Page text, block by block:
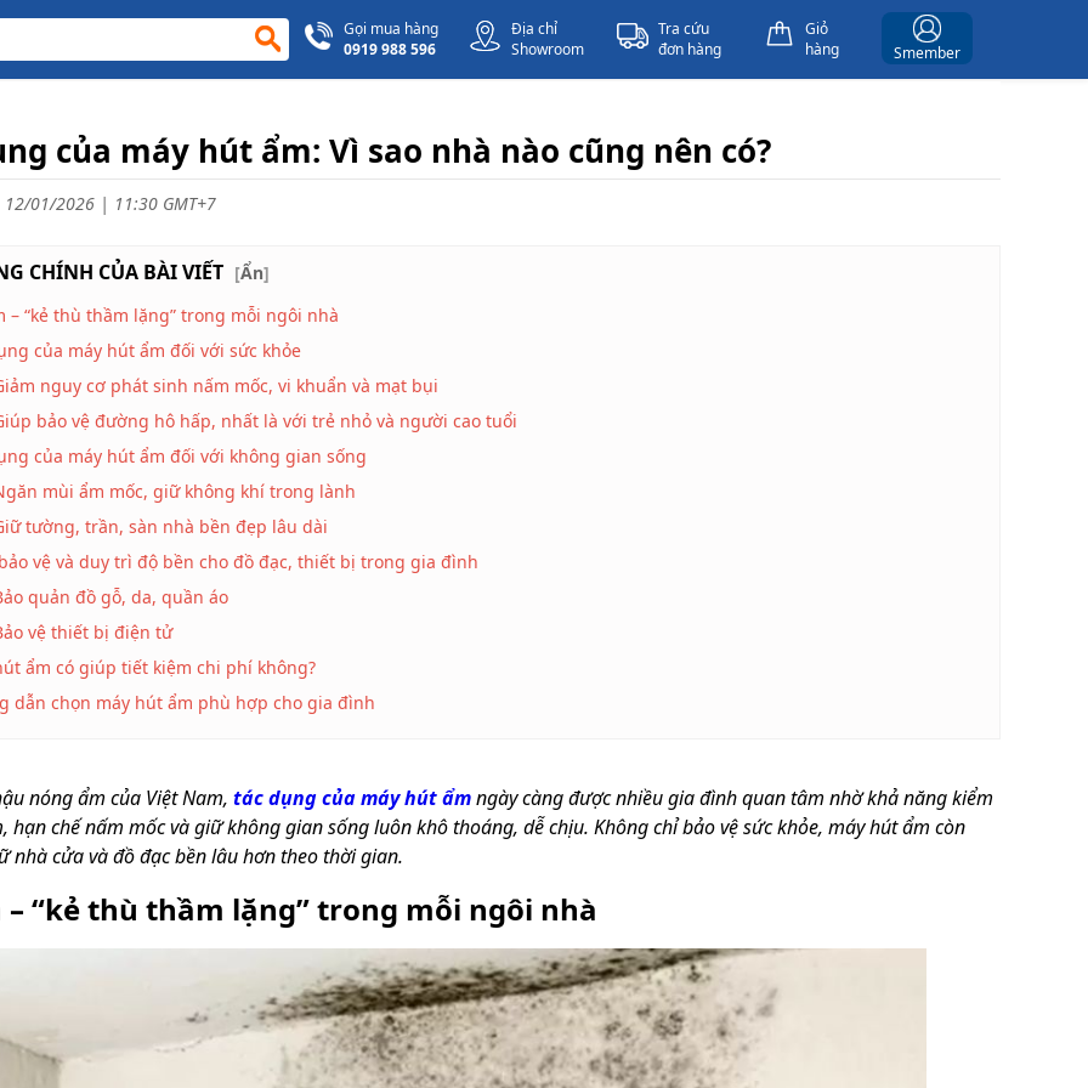
Gọi mua hàng
0919 988 596
Địa chỉ
Showroom
Tra cứu
đơn hàng
Giỏ
hàng
Smember
của máy hút ẩm: Vì sao nhà nào cũng nên có?
12/01/2026 | 11:30 GMT+7
CHÍNH CỦA BÀI VIẾT [Ẩn]
– “kẻ thù thầm lặng” trong mỗi ngôi nhà
của máy hút ẩm đối với sức khỏe
nguy cơ phát sinh nấm mốc, vi khuẩn và mạt bụi
bảo vệ đường hô hấp, nhất là với trẻ nhỏ và người cao tuổi
của máy hút ẩm đối với không gian sống
mùi ẩm mốc, giữ không khí trong lành
tường, trần, sàn nhà bền đẹp lâu dài
vệ và duy trì độ bền cho đồ đạc, thiết bị trong gia đình
quản đồ gỗ, da, quần áo
vệ thiết bị điện tử
ẩm có giúp tiết kiệm chi phí không?
dẫn chọn máy hút ẩm phù hợp cho gia đình
nóng ẩm của Việt Nam, tác dụng của máy hút ẩmngày càng được nhiều gia đình quan tâm nhờ khả năng kiểm
hạn chế nấm mốc và giữ không gian sống luôn khô thoáng, dễ chịu. Không chỉ bảo vệ sức khỏe, máy hút ẩm còn
nhà cửa và đồ đạc bền lâu hơn theo thời gian.
“kẻ thù thầm lặng” trong mỗi ngôi nhà